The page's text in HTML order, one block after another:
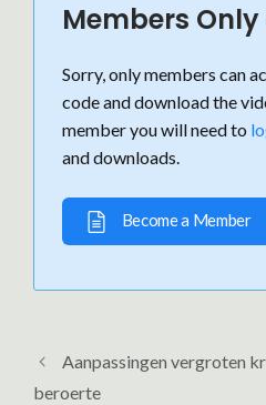
Members Only
Sorry, only members can
code and download the
member you will need to
and downloads.
Become a Member
Aanpassingen vergroten
beroerte